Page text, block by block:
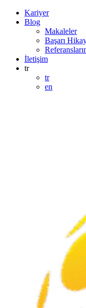
Kariyer
Blog
Makaleler
Başarı
İletişim
tr
tr
en